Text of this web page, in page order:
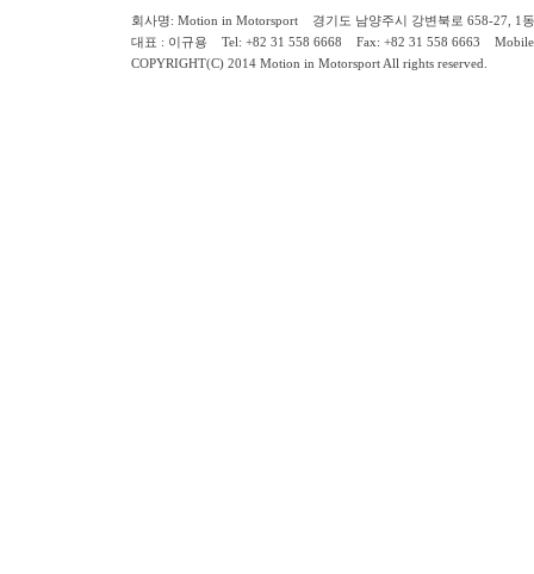
회사명: Motion in Motorsport 경기도 남양주시 강변북로 658-27, 1동
대표 : 이규용 Tel: +82 31 558 6668 Fax: +82 31 558 6663
COPYRIGHT(C) 2014 Motion in Motorsport All rights reserved.